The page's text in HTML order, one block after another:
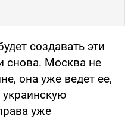
создавать эти
снова. Москва не
она уже ведет ее,
уже